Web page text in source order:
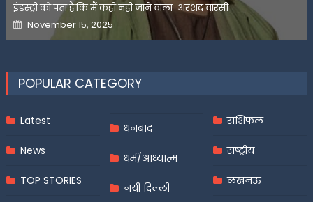
इंडस्ट्री को पता है कि मैं कहीं नहीं जाने वाला-अरशद वारसी
Posted
on
November 15, 2025
POPULAR CATEGORY
Latest
News
TOP STORIES
धनबाद
धर्म/आध्यात्म
नयी दिल्ली
राशिफल
राष्ट्रीय
लखनऊ